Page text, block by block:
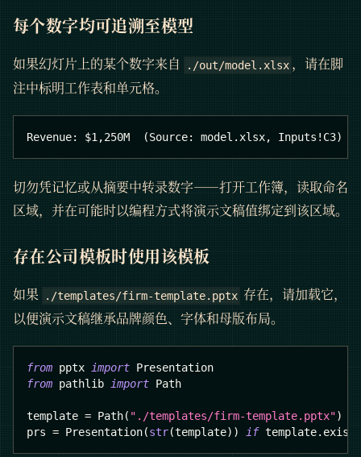
每个数字均可追溯至模型
如果幻灯片上的某个数字来自 ./out/model.xlsx ，请在脚
注中标明工作表和单元格。
Revenue: $1,250M  (Source: model.xlsx, Inputs!C3)
切勿凭记忆或从摘要中转录数字——打开工作簿，读取命名
区域，并在可能时以编程方式将演示文稿值绑定到该区域。
存在公司模板时使用该模板
如果 ./templates/firm-template.pptx 存在，请加载它，
以便演示文稿继承品牌颜色、字体和母版布局。
from pptx import Presentation
from pathlib import Path
template = Path( "./templates/firm-template.pptx")
prs = Presentation(str(template) ) if template. exists